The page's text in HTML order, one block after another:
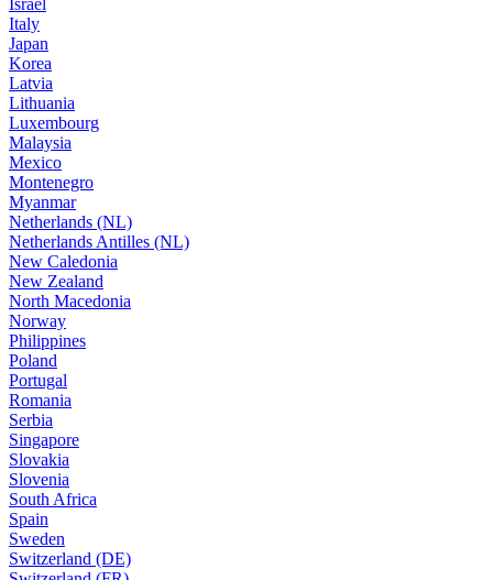
Italy
Japan
Korea
Latvia
Lithuania
Luxembourg
Malaysia
Mexico
Montenegro
Myanmar
Netherlands (NL)
Netherlands Antilles (NL)
New Caledonia
New Zealand
North Macedonia
Norway
Philippines
Poland
Portugal
Romania
Serbia
Singapore
Slovakia
Slovenia
South Africa
Spain
Sweden
Switzerland (DE)